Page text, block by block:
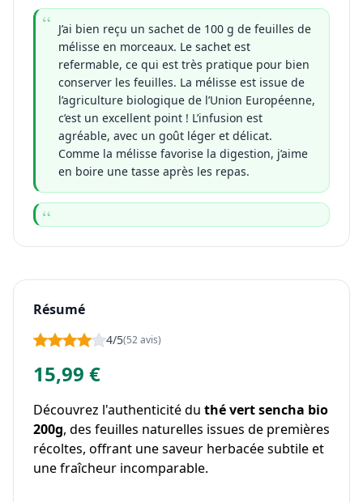
J’ai bien reçu un sachet de 100 g de feuilles de
mélisse en morceaux. Le sachet est
refermable, ce qui est très pratique pour bien
conserver les feuilles. La mélisse est issue de
l’agriculture biologique de l’Union Européenne,
c’est un excellent point ! L’infusion est
agréable, avec un goût léger et délicat.
Comme la mélisse favorise la digestion, j’aime
en boire une tasse après les repas.
Résumé
4/5(52 avis)
15,99 €
Découvrez l'authenticité du thé vert sencha bio
200g, des feuilles naturelles issues de premières
récoltes, offrant une saveur herbacée subtile et
une fraîcheur incomparable.